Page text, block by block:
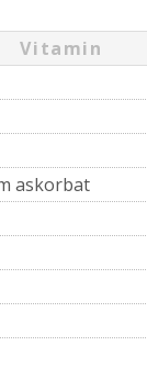
Vitamin
askorbat